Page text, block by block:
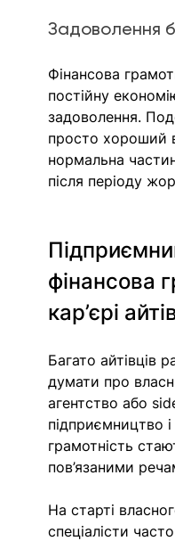
Задоволення
Фінансова
постійну
задоволення.
просто хороший
нормальна
після періоду
фінансова
кар’єрі
Багато айтівців
думати про
агентство або
підприємництво
грамотність
пов’язаними
На старті
спеціалісти